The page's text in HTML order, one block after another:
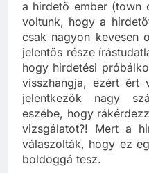
írásban a néhány
a hirdető ember (town
voltunk, hogy a
csak nagyon kevesen
jelentős része
hogy hirdetési
visszhangja, ezért ért
jelentkezők nagy
eszébe, hogy
vizsgálatot?! Mert a
válaszolták, hogy ez